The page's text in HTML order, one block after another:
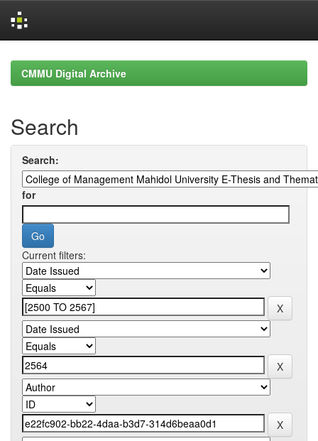
navigationCMMU Digital Archive
Search
Search:
for
Current filters: